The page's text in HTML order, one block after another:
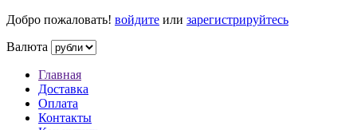
Добро пожаловать! войдите или зарегистрируйтесь
Валюта
Главная
Доставка
Оплата
Контакты